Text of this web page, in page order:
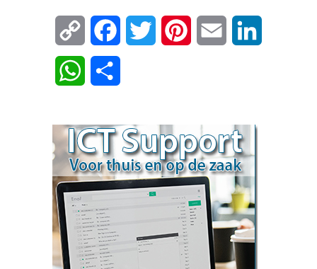
Copy
Link
FacebookTwitter Pinterest Email
WhatsApp